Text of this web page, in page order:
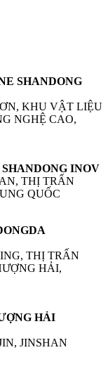
SHANDONG
KHU VẬT LIỆU
NGHỆ CAO,
INOV
THỊ TRẤN
QUỐC
THỊ TRẤN
HẢI,
HẢI
JINSHAN